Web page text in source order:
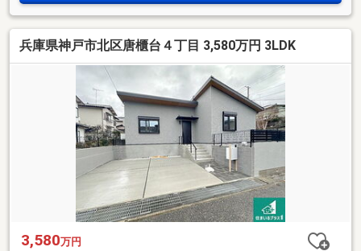
兵庫県神戸市北区唐櫃台４丁目 3,580万円 3LDK
3,580万円